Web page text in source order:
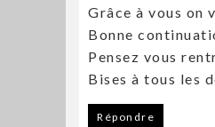
Grâce à vous on
Bonne
Pensez vous
Bises à tous les
Répondre